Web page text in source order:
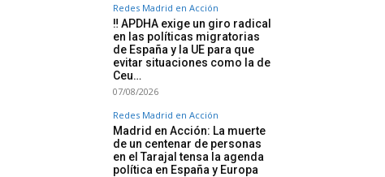
Redes Madrid en Acción
‼️ APDHA exige un giro radical
en las políticas migratorias
de España y la UE para que
evitar situaciones como la de
Ceu…
07/08/2026
Redes Madrid en Acción
Madrid en Acción: La muerte
de un centenar de personas
en el Tarajal tensa la agenda
política en España y Europa